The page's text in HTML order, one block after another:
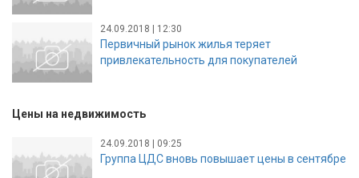
24.09.2018 | 12:30
Первичный рынок жилья теряет
привлекательность для покупателей
Цены на недвижимость
24.09.2018 | 09:25
Группа ЦДС вновь повышает цены в сентябре